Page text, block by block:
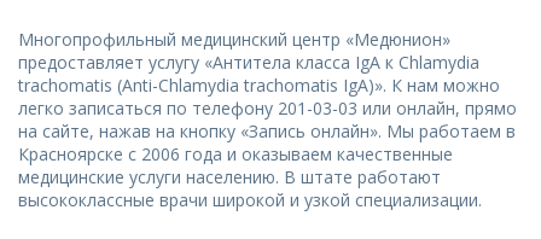
Многопрофильный медицинский центр «Медюнион»
предоставляет услугу «Aнтитела класса IgA к Chlamydia
trachomatis (Anti-Chlamydia trachomatis IgA)». К нам можно
легко записаться по телефону 201-03-03 или онлайн, прямо
на сайте, нажав на кнопку «Запись онлайн». Мы работаем в
Красноярске с 2006 года и оказываем качественные
медицинские услуги населению. В штате работают
высококлассные врачи широкой и узкой специализации.